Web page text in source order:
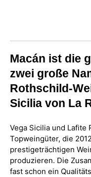
Macán ist die
zwei große
Rothschild-
Sicilia von La
Vega Sicilia und Lafite
Topweingüter, die
prestigeträchtigen
produzieren. Die
fast schon ein